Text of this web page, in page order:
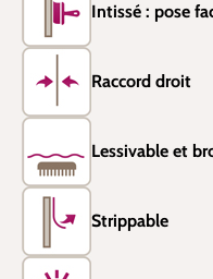
Intissé : pose
Raccord droit
Lessivable et
Strippable